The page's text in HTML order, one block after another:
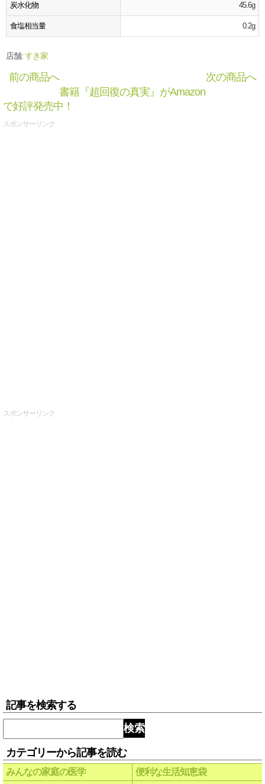
炭水化物 45.6g
食塩相当量 0.2g
店舗:すき家
前の商品へ
次の商品へ
書籍『超回復の真実』がAmazon
で好評発売中！
スポンサーリンク
スポンサーリンク
記事を検索する
検索
カテゴリーから記事を読む
みんなの家庭の医学 便利な生活知恵袋